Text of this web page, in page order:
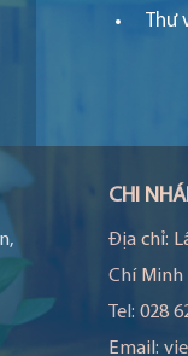
Thư
CHI
Địa chỉ:
Chí Minh
Tel:028
Email: